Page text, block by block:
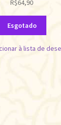
R$64,90
Esgotado
à lista de